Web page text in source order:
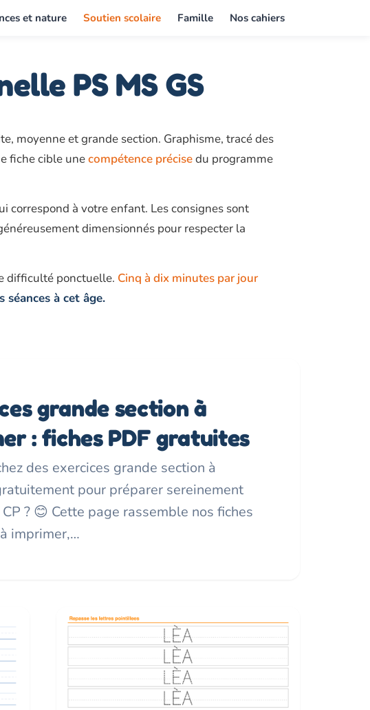
et nature Soutien scolaire Famille Nos cahiers
moyenne et grande section. Graphisme, tracé des
fiche cible unecompétence précisedu programme
correspond à votre enfant. Les consignes sont
dimensionnés pour respecter la
difficulté ponctuelle. Cinq à dix minutes par jour
à cet âge.
PS MS GS
grande section à
: fiches PDF gratuites
des exercices grande section à
pour préparer sereinement
CP ? 😊 Cette page rassemble nos fiches
imprimer,…